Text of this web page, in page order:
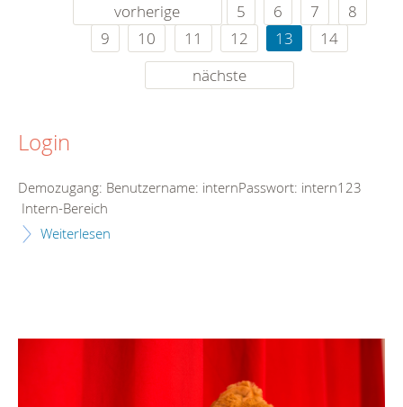
vorherige 5 6 7
8
9
10 11 12 13
14
nächste
Login
Demozugang: Benutzername: internPasswort: intern123
Intern-Bereich
Weiterlesen